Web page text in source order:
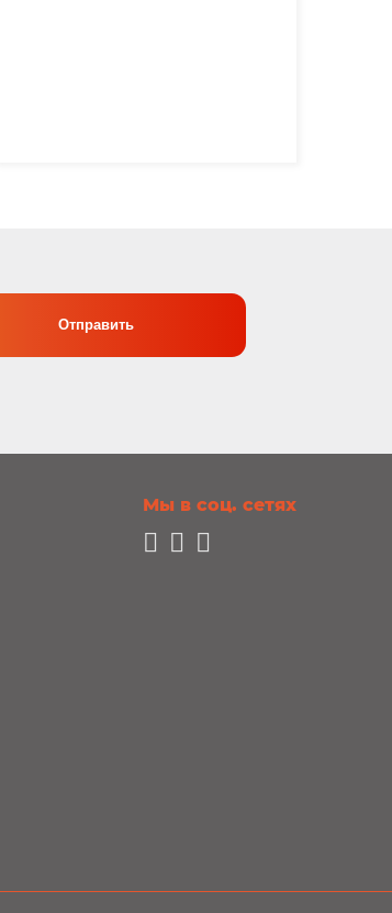
Мы в соц. сетях